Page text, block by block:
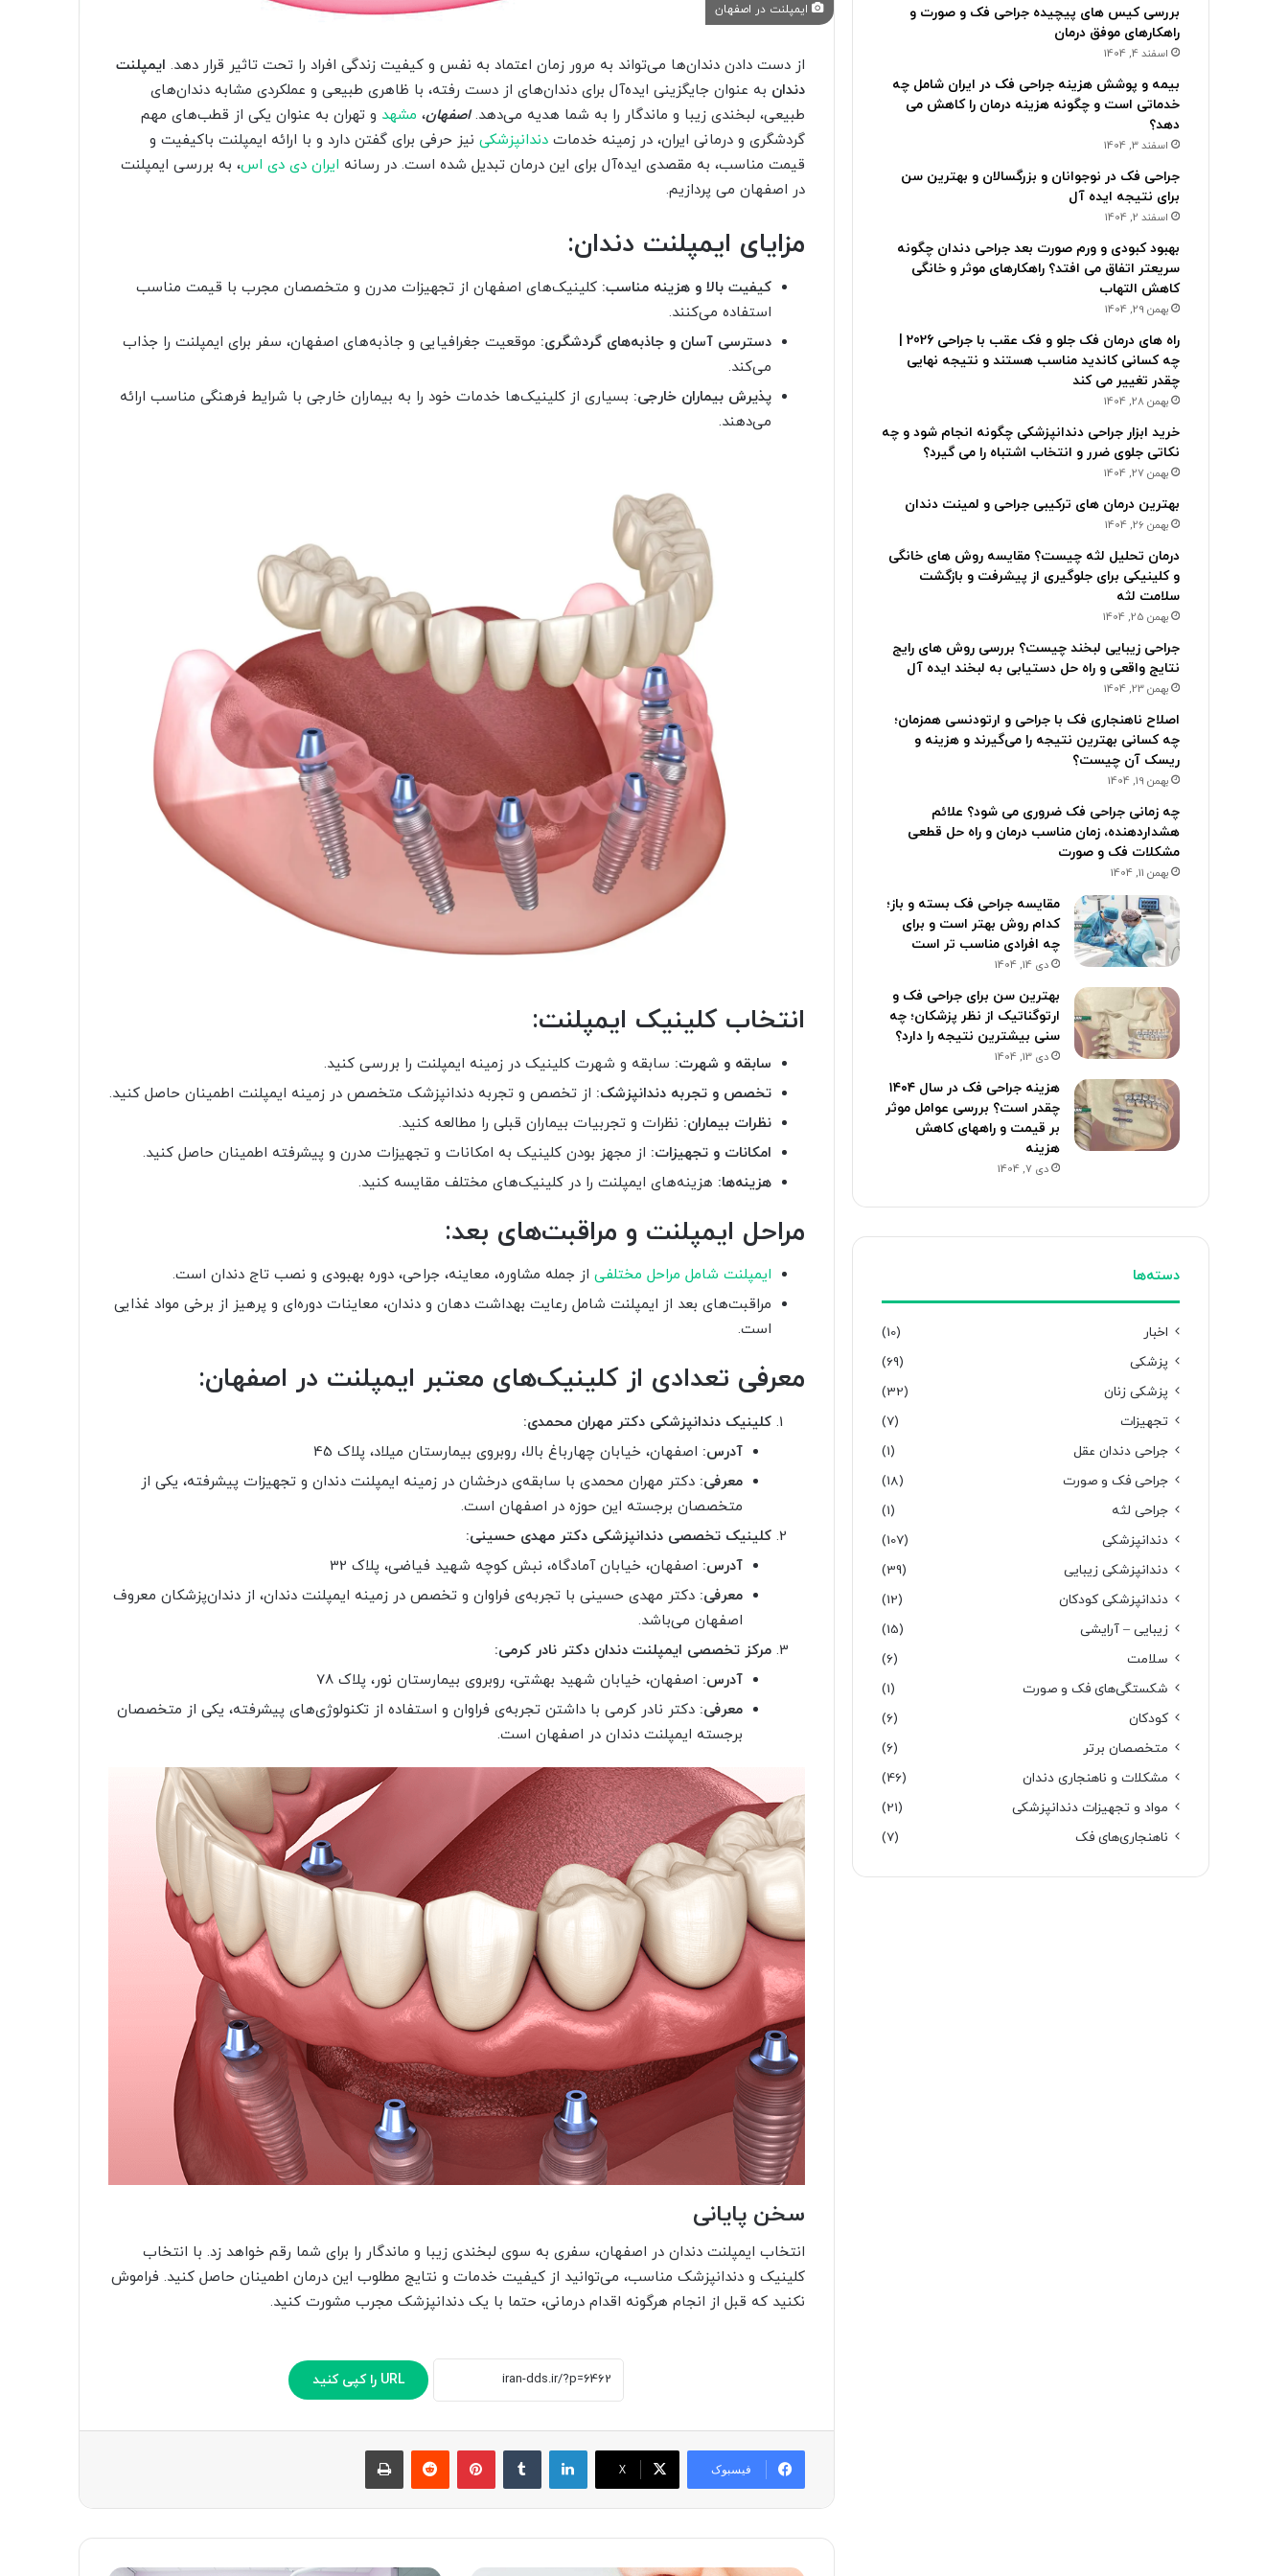
ایمپلنت در اصفهان
از دست دادن دندان‌ها می‌تواند به مرور زمان اعتماد به نفس و کیفیت زندگی افراد را تحت تاثیر قرار دهد. ایمپلنت
دندان به عنوان جایگزینی ایده‌آل برای دندان‌های از دست رفته، با ظاهری طبیعی و عملکردی مشابه دندان‌های
طبیعی، لبخندی زیبا و ماندگار را به شما هدیه می‌دهد.اصفهان، مشهد و تهران به عنوان یکی از قطب‌های مهم
گردشگری و درمانی ایران، در زمینه خدماتدندانپزشکی نیز حرفی برای گفتن دارد و با ارائه ایمپلنت باکیفیت و
قیمت مناسب، به مقصدی ایده‌آل برای این درمان تبدیل شده است. در رسانه ایران دی دی اس، به بررسی ایمپلنت
در اصفهان می پردازیم.
مزایای ایمپلنت دندان:
کیفیت بالا و هزینه مناسب: کلینیک‌های اصفهان از تجهیزات مدرن و متخصصان مجرب با قیمت مناسب
استفاده می‌کنند.
دسترسی آسان و جاذبه‌های گردشگری: موقعیت جغرافیایی و جاذبه‌های اصفهان، سفر برای ایمپلنت را جذاب
می‌کند.
پذیرش بیماران خارجی: بسیاری از کلینیک‌ها خدمات خود را به بیماران خارجی با شرایط فرهنگی مناسب ارائه
می‌دهند.
انتخاب کلینیک ایمپلنت:
سابقه و شهرت: سابقه و شهرت کلینیک در زمینه ایمپلنت را بررسی کنید.
تخصص و تجربه دندانپزشک: از تخصص و تجربه دندانپزشک متخصص در زمینه ایمپلنت اطمینان حاصل کنید.
نظرات بیماران: نظرات و تجربیات بیماران قبلی را مطالعه کنید.
امکانات و تجهیزات: از مجهز بودن کلینیک به امکانات و تجهیزات مدرن و پیشرفته اطمینان حاصل کنید.
هزینه‌ها: هزینه‌های ایمپلنت را در کلینیک‌های مختلف مقایسه کنید.
مراحل ایمپلنت و مراقبت‌های بعد:
ایمپلنت شامل مراحل مختلفی از جمله مشاوره، معاینه، جراحی، دوره بهبودی و نصب تاج دندان است.
مراقبت‌های بعد از ایمپلنت شامل رعایت بهداشت دهان و دندان، معاینات دوره‌ای و پرهیز از برخی مواد غذایی
است.
معرفی تعدادی از کلینیک‌های معتبر ایمپلنت در اصفهان:
کلینیک دندانپزشکی دکتر مهران محمدی:
آدرس: اصفهان، خیابان چهارباغ بالا، روبروی بیمارستان میلاد، پلاک 45
معرفی: دکتر مهران محمدی با سابقه‌ی درخشان در زمینه ایمپلنت دندان و تجهیزات پیشرفته، یکی از
متخصصان برجسته این حوزه در اصفهان است.
کلینیک تخصصی دندانپزشکی دکتر مهدی حسینی:
آدرس: اصفهان، خیابان آمادگاه، نبش کوچه شهید فیاضی، پلاک 32
معرفی: دکتر مهدی حسینی با تجربه‌ی فراوان و تخصص در زمینه ایمپلنت دندان، از دندان‌پزشکان معروف
اصفهان می‌باشد.
مرکز تخصصی ایمپلنت دندان دکتر نادر کرمی:
آدرس: اصفهان، خیابان شهید بهشتی، روبروی بیمارستان نور، پلاک 78
معرفی: دکتر نادر کرمی با داشتن تجربه‌ی فراوان و استفاده از تکنولوژی‌های پیشرفته، یکی از متخصصان
برجسته ایمپلنت دندان در اصفهان است.
سخن پایانی
انتخاب ایمپلنت دندان در اصفهان، سفری به سوی لبخندی زیبا و ماندگار را برای شما رقم خواهد زد. با انتخاب
کلینیک و دندانپزشک مناسب، می‌توانید از کیفیت خدمات و نتایج مطلوب این درمان اطمینان حاصل کنید. فراموش
نکنید که قبل از انجام هرگونه اقدام درمانی، حتما با یک دندانپزشک مجرب مشورت کنید.
URL را کپی کنید
فیسبوک X
لینکدین ‫تامبلر پینترست‫رددیت چاپ
بررسی کیس های پیچیده جراحی فک و صورت و
راهکارهای موفق درمان
اسفند 4, 1404
بیمه و پوشش هزینه جراحی فک در ایران شامل چه
خدماتی است و چگونه هزینه درمان را کاهش می
دهد؟
اسفند 3, 1404
جراحی فک در نوجوانان و بزرگسالان و بهترین سن
برای نتیجه ایده آل
اسفند 2, 1404
بهبود کبودی و ورم صورت بعد جراحی دندان چگونه
سریعتر اتفاق می افتد؟ راهکارهای موثر و خانگی
کاهش التهاب
بهمن 29, 1404
چه کسانی کاندید مناسب هستند و نتیجه نهایی
چقدر تغییر می کند
بهمن 28, 1404
خرید ابزار جراحی دندانپزشکی چگونه انجام شود و چه
نکاتی جلوی ضرر و انتخاب اشتباه را می گیرد؟
بهمن 27, 1404
بهترین درمان های ترکیبی جراحی و لمینت دندان
بهمن 26, 1404
درمان تحلیل لثه چیست؟ مقایسه روش های خانگی
و کلینیکی برای جلوگیری از پیشرفت و بازگشت
سلامت لثه
بهمن 25, 1404
جراحی زیبایی لبخند چیست؟ بررسی روش های رایج
نتایج واقعی و راه حل دستیابی به لبخند ایده آل
بهمن 23, 1404
اصلاح ناهنجاری فک با جراحی و ارتودنسی همزمان؛
چه کسانی بهترین نتیجه را می‌گیرند و هزینه و
ریسک آن چیست؟
بهمن 19, 1404
چه زمانی جراحی فک ضروری می شود؟ علائم
هشداردهنده، زمان مناسب درمان و راه حل قطعی
مشکلات فک و صورت
بهمن 11, 1404
مقایسه جراحی فک بسته و باز؛
کدام روش بهتر است و برای
چه افرادی مناسب تر است
دی 14, 1404
بهترین سن برای جراحی فک و
ارتوگناتیک از نظر پزشکان؛ چه
سنی بیشترین نتیجه را دارد؟
دی 13, 1404
هزینه جراحی فک در سال ۱۴۰۴
چقدر است؟ بررسی عوامل موثر
بر قیمت و راههای کاهش
هزینه
دی 7, 1404
دسته‌ها
اخبار
(10)
پزشکی
(69)
پزشکی زنان
(32)
تجهیزات
(7)
جراحی دندان عقل
(1)
جراحی فک و صورت
(18)
جراحی لثه
(1)
دندانپزشکی
(107)
دندانپزشکی زیبایی
(39)
دندانپزشکی کودکان
(12)
زیبایی – آرایشی
(15)
سلامت
(6)
شکستگی‌های فک و صورت
(1)
کودکان
(6)
متخصصان برتر
(6)
مشکلات و ناهنجاری دندان
(46)
مواد و تجهیزات دندانپزشکی
(21)
ناهنجاری‌های فک
(7)